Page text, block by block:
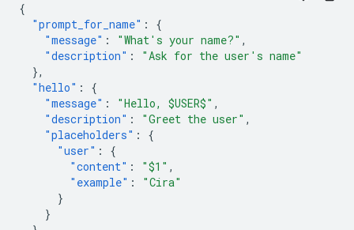
{
"prompt_for_name" :
{
"message" : "What's your name?" ,
"description" :
"Ask for the user's name"
},
"hello" :
{
"message" : "Hello, $USER$" ,
"description" : "Greet the user" ,
"placeholders" :
{
"user" :
{
"content" : "$1" ,
"example" :
"Cira"
}
}